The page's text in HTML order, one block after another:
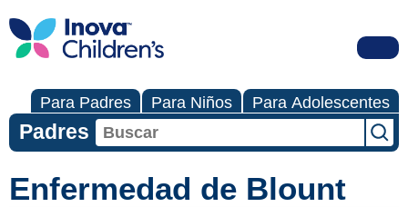
Para Padres Para Niños Para Adolescentes
Padres
Enfermedad de Blount